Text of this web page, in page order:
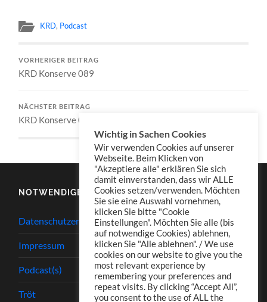
KRD, Podcast
VORHERIGER BEITRAG
KRD Konserve 089
NÄCHSTER BEITRAG
KRD Konserve 091
NOTWENDIGES
Datenschutzerklärung
Impressum
Podcast(s)
Tröt
Wichtig in Sachen Cookies
Wir verwenden Cookies auf unserer
Webseite. Beim Klicken von
"Akzeptiere alle" erklären Sie sich
damit einverstanden, dass wir ALLE
Cookies setzen/verwenden. Möchten
Sie sie eine Auswahl vornehmen,
klicken Sie bitte "Cookie
Einstellungen". Möchten Sie alle (bis
auf notwendige Cookies) ablehnen,
klicken Sie "Alle ablehnen". / We use
cookies on our website to give you the
most relevant experience by
remembering your preferences and
repeat visits. By clicking “Accept All”,
you consent to the use of ALL the